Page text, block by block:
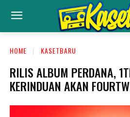
HOME KASETBARU
RILIS ALBUM PERDANA,
KERINDUAN AKAN